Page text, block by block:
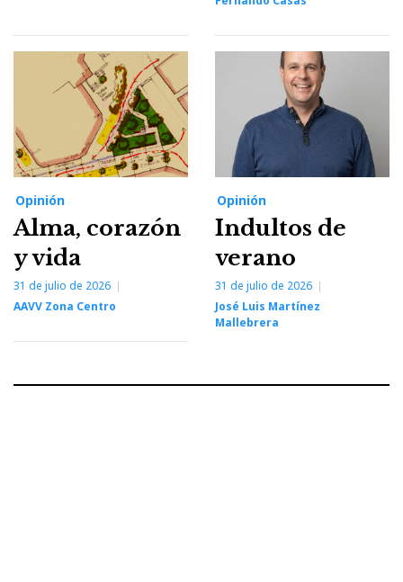
Opinión
Alma, corazón
y vida
31 de julio de 2026
AAVV Zona Centro
Opinión
Indultos de
verano
31 de julio de 2026
José Luis Martínez
Mallebrera